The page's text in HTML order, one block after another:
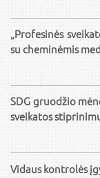
„Profesinės
su cheminėmis
SDG gruodžio
sveikatos
Vidaus kontrolės